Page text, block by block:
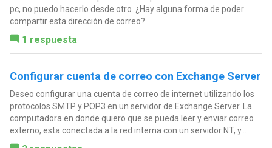
pc, no puedo hacerlo desde otro. ¿Hay alguna forma de poder
compartir esta dirección de correo?
1 respuesta
Configurar cuenta de correo con Exchange Server
Deseo configurar una cuenta de correo de internet utilizando los
protocolos SMTP y POP3 en un servidor de Exchange Server. La
computadora en donde quiero que se pueda leer y enviar correo
externo, esta conectada a la red interna con un servidor NT, y...